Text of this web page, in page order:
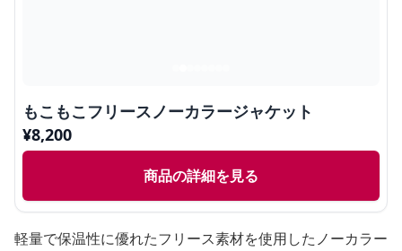
もこもこフリースノーカラージャケット
¥8,200
商品の詳細を見る
軽量で保温性に優れたフリース素材を使用したノーカラー